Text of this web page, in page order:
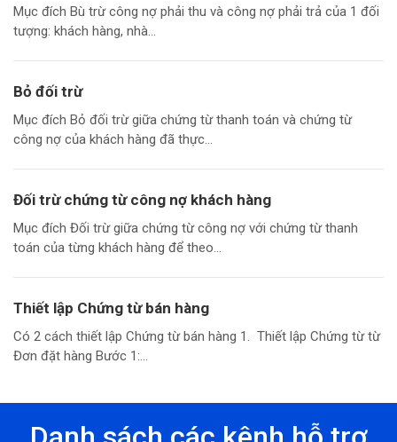
Mục đích Bù trừ công nợ phải thu và công nợ phải trả của 1 đối
tượng: khách hàng, nhà...
Bỏ đối trừ
Mục đích Bỏ đối trừ giữa chứng từ thanh toán và chứng từ
công nợ của khách hàng đã thực...
Đối trừ chứng từ công nợ khách hàng
Mục đích Đối trừ giữa chứng từ công nợ với chứng từ thanh
toán của từng khách hàng để theo...
Thiết lập Chứng từ bán hàng
Có 2 cách thiết lập Chứng từ bán hàng 1. Thiết lập Chứng từ từ
Đơn đặt hàng Bước 1:...